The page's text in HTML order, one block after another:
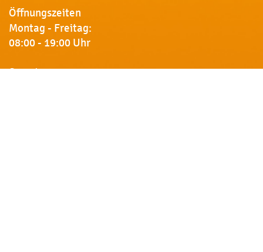
Öffnungszeiten
Montag - Freitag:
08:00 - 19:00 Uhr
Samstag: